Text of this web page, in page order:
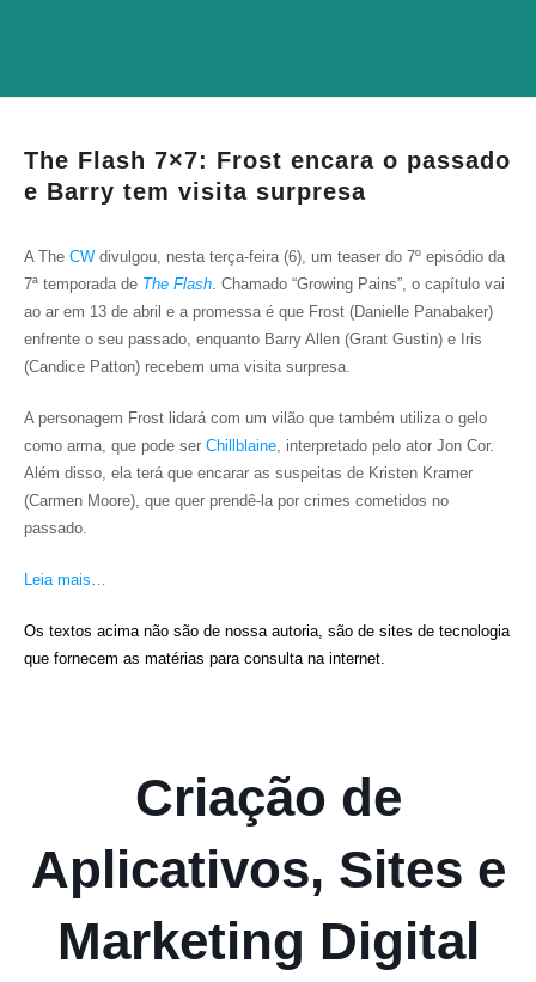
The Flash 7×7: Frost encara o passado
e Barry tem visita surpresa
A The CW divulgou, nesta terça-feira (6), um teaser do 7º episódio da
7ª temporada de The Flash. Chamado “Growing Pains”, o capítulo vai
ao ar em 13 de abril e a promessa é que Frost (Danielle Panabaker)
enfrente o seu passado, enquanto Barry Allen (Grant Gustin) e Iris
(Candice Patton) recebem uma visita surpresa.
A personagem Frost lidará com um vilão que também utiliza o gelo
como arma, que pode ser Chillblaine, interpretado pelo ator Jon Cor.
Além disso, ela terá que encarar as suspeitas de Kristen Kramer
(Carmen Moore), que quer prendê-la por crimes cometidos no
passado.
Leia mais…
Os textos acima não são de nossa autoria, são de sites de tecnologia
que fornecem as matérias para consulta na internet.
Criação de
Aplicativos, Sites e
Marketing Digital